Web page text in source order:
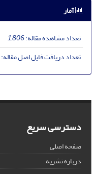
آمار
تعداد مشاهده مقاله:1,806
تعداد دریافت فایل اصل مقاله:
دسترسی سریع
صفحه اصلی
درباره نشریه